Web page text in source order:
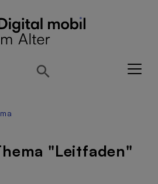
springen
"Leitfaden"